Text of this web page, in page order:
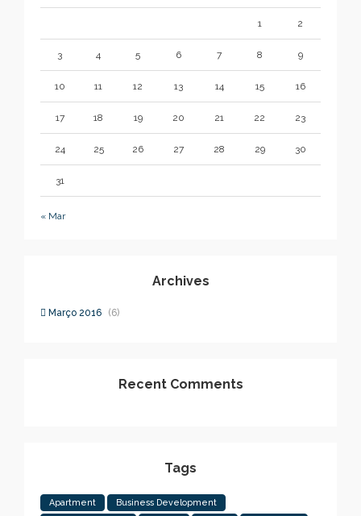
1 2
3 4 5 6 7 8 9
10 11 12 13 14 15 16
17 18 19 20 21 22 23
24 25 26 27 28 29 30
31
« Mar
Archives
Março 2016 (6)
Recent Comments
Tags
Apartment
Business Development